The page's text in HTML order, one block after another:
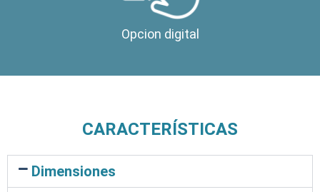
Opcion digital
CARACTERÍSTICAS
Dimensiones